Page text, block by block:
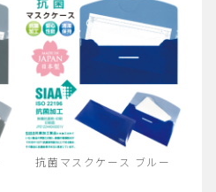
抗菌マスクケース ブルー